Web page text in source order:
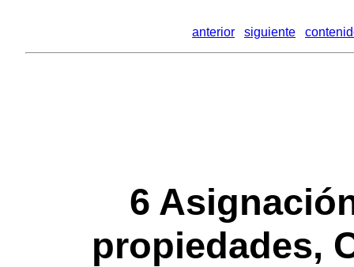
anterior siguiente
6
propiedades,